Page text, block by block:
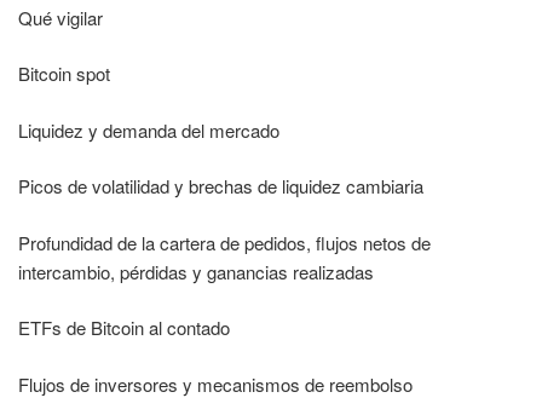
Qué vigilar
Bitcoin spot
Liquidez y demanda del mercado
Picos de volatilidad y brechas de liquidez cambiaria
Profundidad de la cartera de pedidos, flujos netos de
intercambio, pérdidas y ganancias realizadas
ETFs de Bitcoin al contado
Flujos de inversores y mecanismos de reembolso